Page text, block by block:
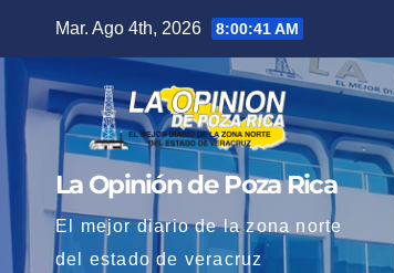
contenido
Mar. Ago 4th, 2026 8:00:43 AM
La Opinión de Poza Rica
El mejor diario de la zona norte
del estado de veracruz